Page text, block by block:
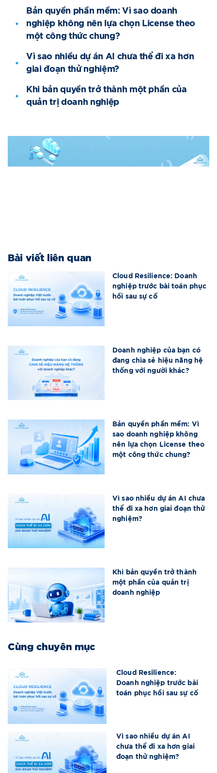
Bản quyền phần mềm: Vì sao doanh
nghiệp không nên lựa chọn License theo
một công thức chung?
Vì sao nhiều dự án AI chưa thể đi xa hơn
giai đoạn thử nghiệm?
Khi bản quyền trở thành một phần của
quản trị doanh nghiệp
Bài viết liên quan
Cloud Resilience: Doanh
nghiệp trước bài toán phục
hồi sau sự cố
Doanh nghiệp của bạn có
đang chia sẻ hiệu năng hệ
thống với người khác?
Bản quyền phần mềm: Vì
sao doanh nghiệp không
nên lựa chọn License theo
một công thức chung?
Vì sao nhiều dự án AI chưa
thể đi xa hơn giai đoạn thử
nghiệm?
Khi bản quyền trở thành
một phần của quản trị
doanh nghiệp
Cùng chuyên mục
Cloud Resilience:
Doanh nghiệp trước bài
toán phục hồi sau sự cố
Vì sao nhiều dự án AI
chưa thể đi xa hơn giai
đoạn thử nghiệm?